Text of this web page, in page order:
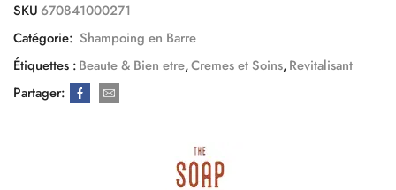
SKU670841000271
Catégorie: Shampoing en Barre
Étiquettes :Beaute & Bien etre,Cremes et Soins,Revitalisant
Partager: